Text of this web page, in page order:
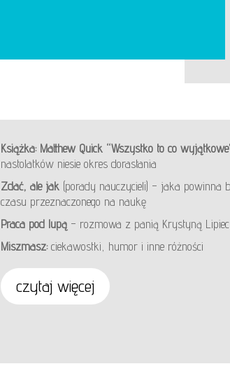
Książka: Matthew Quick “Wszystko to co
nastolatków niesie okres dorastania
Zdać, ale jak (porady nauczycieli) – jaka powinna
czasu przeznaczonego na naukę
Praca pod lupą – rozmowa z panią Krystyną
Miszmasz:ciekawostki, humor i inne różności
czytaj więcej